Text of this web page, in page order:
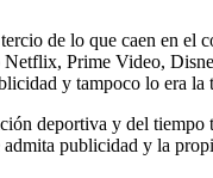
de lo que caen en el
Netflix, Prime Video,
y tampoco lo era la
deportiva y del tiempo
publicidad y la